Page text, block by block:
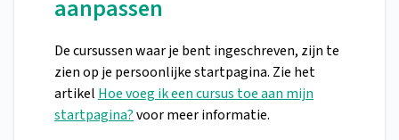
aanpassen
De cursussen waar je bent ingeschreven, zijn te
zien op je persoonlijke startpagina. Zie het
artikel Hoe voeg ik een cursus toe aan mijn
startpagina?voor meer informatie.